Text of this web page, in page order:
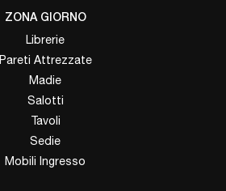
ZONA GIORNO
Librerie
Pareti Attrezzate
Madie
Salotti
Tavoli
Sedie
Mobili Ingresso